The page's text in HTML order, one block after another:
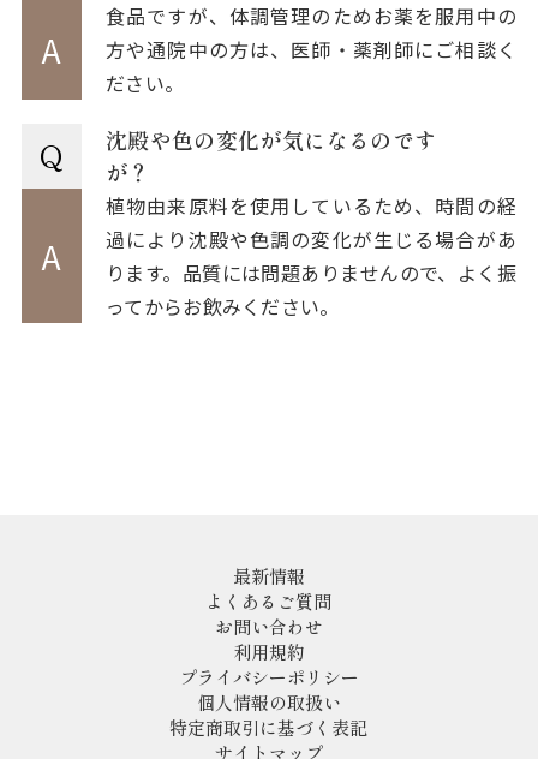
A
食品ですが、体調管理のためお薬を服用中の
方や通院中の方は、医師・薬剤師にご相談く
ださい。
Q
沈殿や色の変化が気になるのです
が？
A
植物由来原料を使用しているため、時間の経
過により沈殿や色調の変化が生じる場合があ
ります。品質には問題ありませんので、よく振
ってからお飲みください。
最新情報
よくあるご質問
お問い合わせ
利用規約
プライバシーポリシー
個人情報の取扱い
特定商取引に基づく表記
サイトマップ